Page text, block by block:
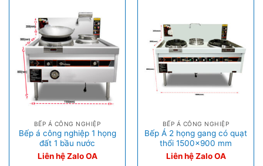
BẾP Á CÔNG NGHIỆP
Bếp á công nghiệp 1 họng
đất 1 bầu nước
Liên hệ Zalo OA
BẾP Á CÔNG NGHIỆP
Bếp Á 2 họng gang có quạt
thổi 1500×900 mm
Liên hệ Zalo OA